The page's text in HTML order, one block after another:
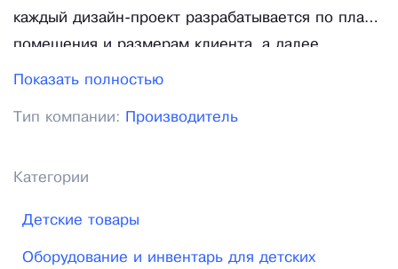
каждый дизайн-проект разрабатывается по плану
помещения и размерам клиента, а далее
соответственно и само игровое оборудование
фабрике. Наше оборудование продается
что исключает любые наценки и накрутки на
оборудования в следующих основных
направлениях: классический детский игровой
Показать полностью
Тип компании: Производитель
Категории
Детские товары
Оборудование и инвентарь для детских